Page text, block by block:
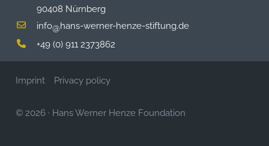
90408 Nürnberg
info@hans-werner-henze-stiftung.de
+49 (0) 911 2373862
Imprint Privacy policy
© 2026 · Hans Werner Henze Foundation